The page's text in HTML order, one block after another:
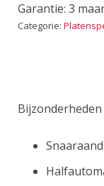
Garantie: 3
Categorie: